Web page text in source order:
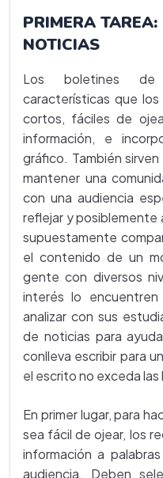
PRIMERA
NOTICIAS
Los boletines de
características que
cortos, fáciles de
información, e
gráfico. También
mantener una
con una audiencia
reflejar y
supuestamente
el contenido de un
gente con diversos
interés lo
analizar con sus
de noticias para
conlleva escribir para
el escrito no exceda
En primer lugar, para
sea fácil de ojear, los
información a
audiencia. Deben